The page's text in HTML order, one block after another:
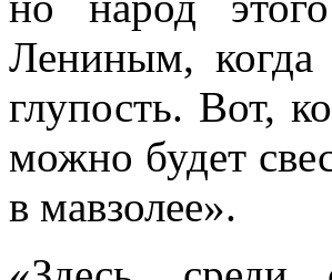
Лениным,
глупость. Вот,
можно будет
в мавзолее».